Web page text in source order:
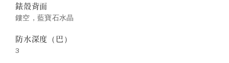
錶殼背面
鏤空，藍寶石水晶
防水深度（巴）
3